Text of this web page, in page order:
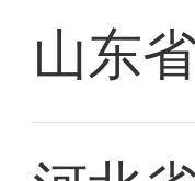
山东